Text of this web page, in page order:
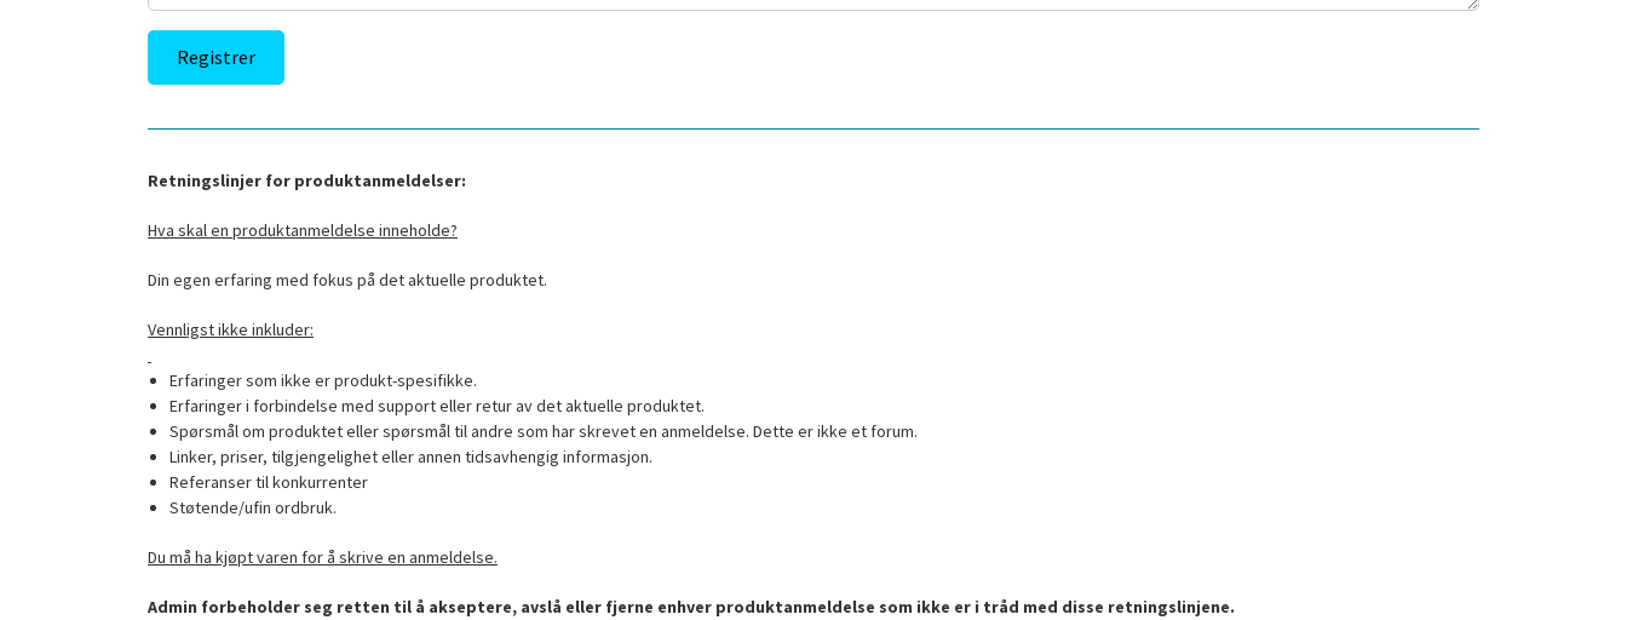
Retningslinjer for produktanmeldelser:
Hva skal en produktanmeldelse inneholde?
Din egen erfaring med fokus på det aktuelle produktet.
Vennligst ikke inkluder:
Erfaringer som ikke er produkt-spesifikke.
Erfaringer i forbindelse med support eller retur av det aktuelle produktet.
Spørsmål om produktet eller spørsmål til andre som har skrevet en anmeldelse. Dette er ikke et forum.
Linker, priser, tilgjengelighet eller annen tidsavhengig informasjon.
Referanser til konkurrenter
Støtende/ufin ordbruk.
Du må ha kjøpt varen for å skrive en anmeldelse.
Admin forbeholder seg retten til å akseptere, avslå eller fjerne enhver produktanmeldelse som ikke er i tråd med disse retningslinjene.